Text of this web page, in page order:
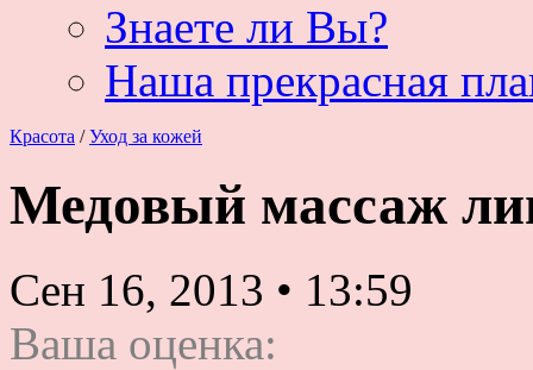
Знаете ли Вы?
Наша прекрасная
Красота / Уход за кожей
Медовый массаж
Сен 16, 2013 • 13:59
Ваша оценка: